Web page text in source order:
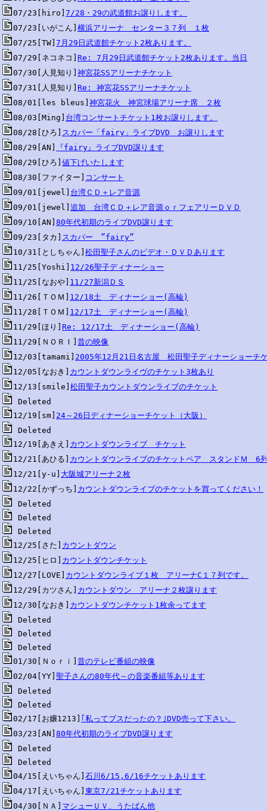
07/23[hiro] 7/28・29の武道館お譲りします。
07/23[いがこん] 横浜アリーナ　センター３７列　１枚
07/25[TW] 7月29日武道館チケット2枚あります。
07/29[ネコネコ] Re: 7月29日武道館チケット2枚あります。当日
07/30[人見知り] 神宮花SSアリーナチケット
07/31[人見知り] Re: 神宮花SSアリーナチケット
08/01[les bleus] 神宮花火　神宮球場アリーナ席　２枚
08/03[Ming] 台湾コンサートチケット1枚お譲りします。
08/28[ひろ] スカパー「fairy」ライブDVD　お譲りします
08/29[AN]
『fairy』ライブDVD譲ります
08/29[ひろ] 値下げいたします
08/30[ファイター]
コンサート
09/01[jewel] 台湾ＣＤ＋レア音源
09/01[jewel] 追加　台湾ＣＤ＋レア音源ｏｒフェアリーＤＶＤ
09/10[AN] 80年代初期のライブDVD譲ります
09/23[タカ] スカパー　”fairy”
10/31[としちゃん] 松田聖子さんのビデオ・ＤＶＤあります
11/25[Yoshi] 12/26聖子ディナーショー
11/25[なおや] 11/27新潟ＤＳ
11/26[ＴＯＭ] 12/18土　ディナーショー(高輪)
11/28[ＴＯＭ] 12/17土　ディナーショー(高輪)
11/29[ほり] Re: 12/17土　ディナーショー(高輪)
11/29[ＮＯＲＩ] 昔の映像
12/03[tamami] 2005年12月21日名古屋　松田聖子ディナーショーチ
12/05[なおき] カウントダウンライヴのチケット3枚あり
12/13[smile] 松田聖子カウントダウンライブのチケット
12/19[sm] 24～26日ディナーショーチケット（大阪）
12/19[あきえ] カウントダウンライブ　チケット
12/21[あひる] カウントダウンライブのチケットペア　スタンドＭ　6
12/21[y-u] 大阪城アリーナ２枚
12/22[かずっち] カウントダウンライブのチケットを買ってください！
12/25[さた] カウントダウン
12/25[ヒロ] カウントダウンチケット
12/27[LOVE] カウントダウンライブ１枚　アリーナC１７列です。
12/29[カツさん] カウントダウン　アリーナ２枚譲ります
12/30[なおき] カウントダウンチケット1枚余ってます
01/30[Ｎｏｒｉ] 昔のテレビ番組の映像
02/04[YY] 聖子さんの80年代～の音楽番組等あります
02/17[お嬢1213] ｢私ってブスだったの？｣DVD売って下さい。
03/23[AN] 80年代初期のライブDVD譲ります
04/15[えいちゃん] 石川6/15,6/16チケットあります
04/17[えいちゃん] 東京7/21チケットあります
04/30[ＮＡ] マシューＵＶ、うたばん他